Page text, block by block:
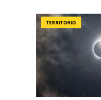
TERRITORIO